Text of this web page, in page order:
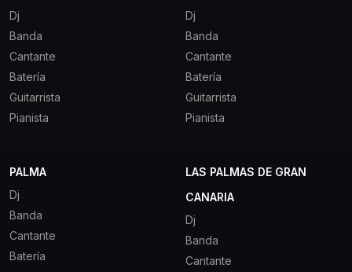
Dj
Banda
Cantante
Batería
Guitarrista
Pianista
Dj
Banda
Cantante
Batería
Guitarrista
Pianista
PALMA
Dj
Banda
Cantante
Batería
LAS PALMAS DE GRAN
CANARIA
Dj
Banda
Cantante